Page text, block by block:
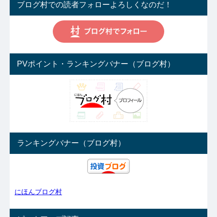
ブログ村での読者フォローよろしくなのだ！
PVポイント・ランキングバナー（ブログ村）
ランキングバナー（ブログ村）
にほんブログ村